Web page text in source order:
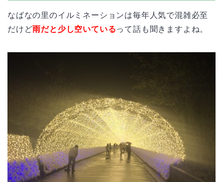
なばなの里のイルミネーションは毎年人気で混雑必至
だけど雨だと少し空いているって話も聞きますよね。